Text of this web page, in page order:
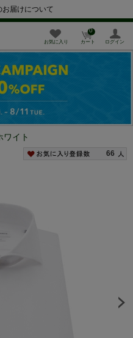
届けについて
お気に入り カート
0
ログイン
ワイト
66